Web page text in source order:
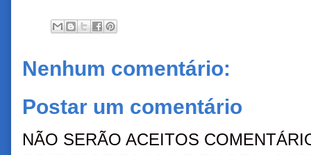
Nenhum comentário:
Postar um comentário
NÃO SERÃO ACEITOS